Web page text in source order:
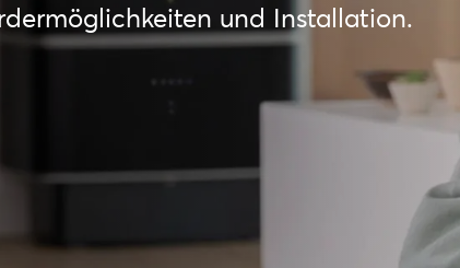
und Installation.